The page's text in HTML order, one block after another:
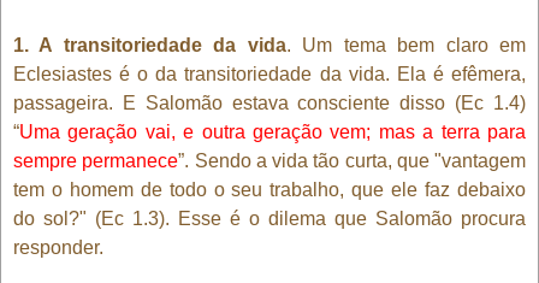
1. A transitoriedade da vida. Um tema bem claro em
Eclesiastes é o da transitoriedade da vida. Ela é efêmera,
passageira. E Salomão estava consciente disso (Ec 1.4)
“Uma geração vai, e outra geração vem; mas a terra para
sempre permanece”. Sendo a vida tão curta, que "vantagem
tem o homem de todo o seu trabalho, que ele faz debaixo
do sol?" (Ec 1.3). Esse é o dilema que Salomão procura
responder.